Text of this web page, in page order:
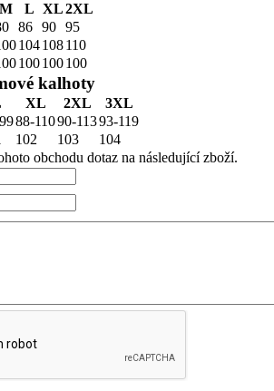
M L XL2XL
86 90 95
104108110
100100100
kalhoty
XL 2XL
3XL
88-11090-11393-119
102 103
104
obchodu dotaz na následující zboží.